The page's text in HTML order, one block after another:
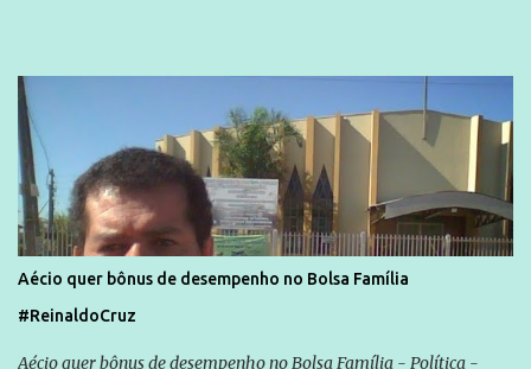
Aécio quer bônus de desempenho no Bolsa Família
#ReinaldoCruz
Aécio quer bônus de desempenho no Bolsa Família - Política -